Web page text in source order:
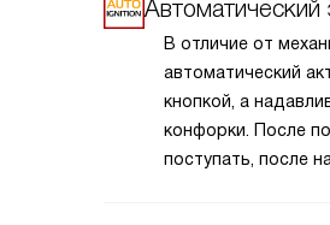
В отличие от
автоматический
кнопкой, а
конфорки. После
поступать, после